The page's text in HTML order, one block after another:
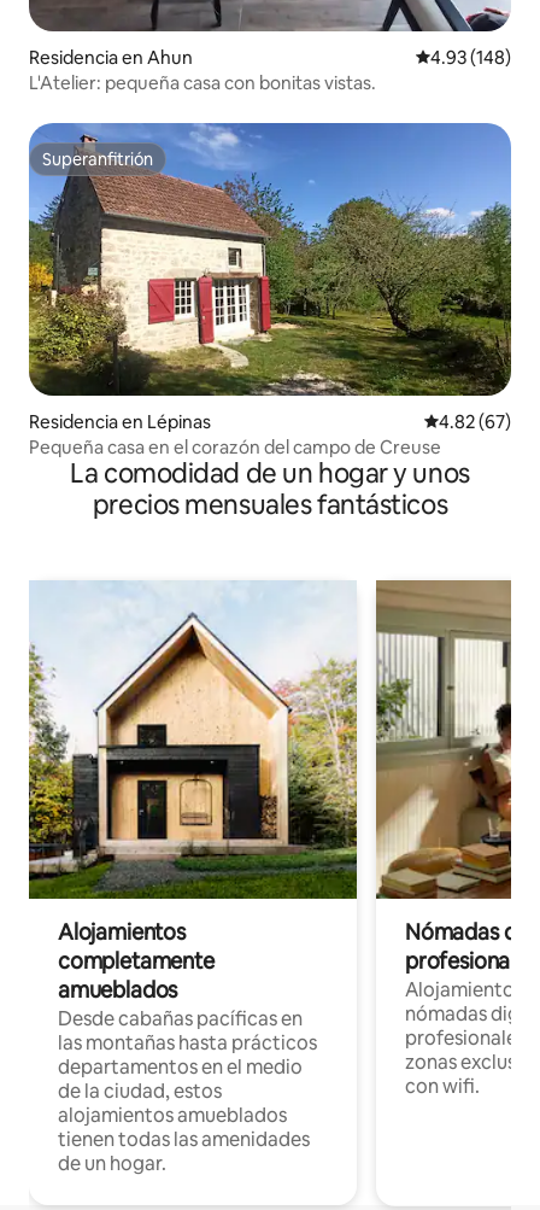
Residencia en Ahun Calificación
4.93 (148)
L'Atelier: pequeña casa con bonitas vistas.
Superanfitrión
Superanfitrión
Residencia en Lépinas Calificación
4.82 (67)
Pequeña casa en el corazón del campo de Creuse
La comodidad de un hogar y unos
precios mensuales fantásticos
Alojamientos
completamente
amueblados
Desde cabañas pacíficas en
las montañas hasta prácticos
departamentos en el medio
de la ciudad, estos
alojamientos amueblados
tienen todas las amenidades
de un hogar.
Nómadas
Alojamientos
nómadas
profesionales
zonas
con wifi.